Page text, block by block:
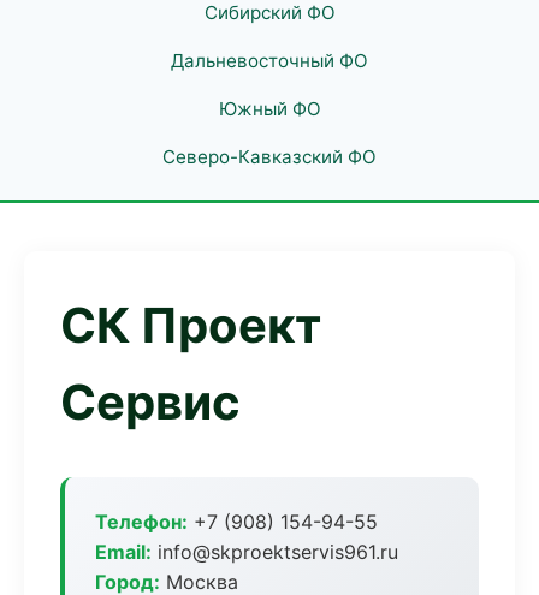
Сибирский ФО
Дальневосточный ФО
Южный ФО
Северо-Кавказский ФО
СК Проект
Сервис
Телефон: +7 (908) 154-94-55
Email: info@skproektservis961.ru
Город: Москва